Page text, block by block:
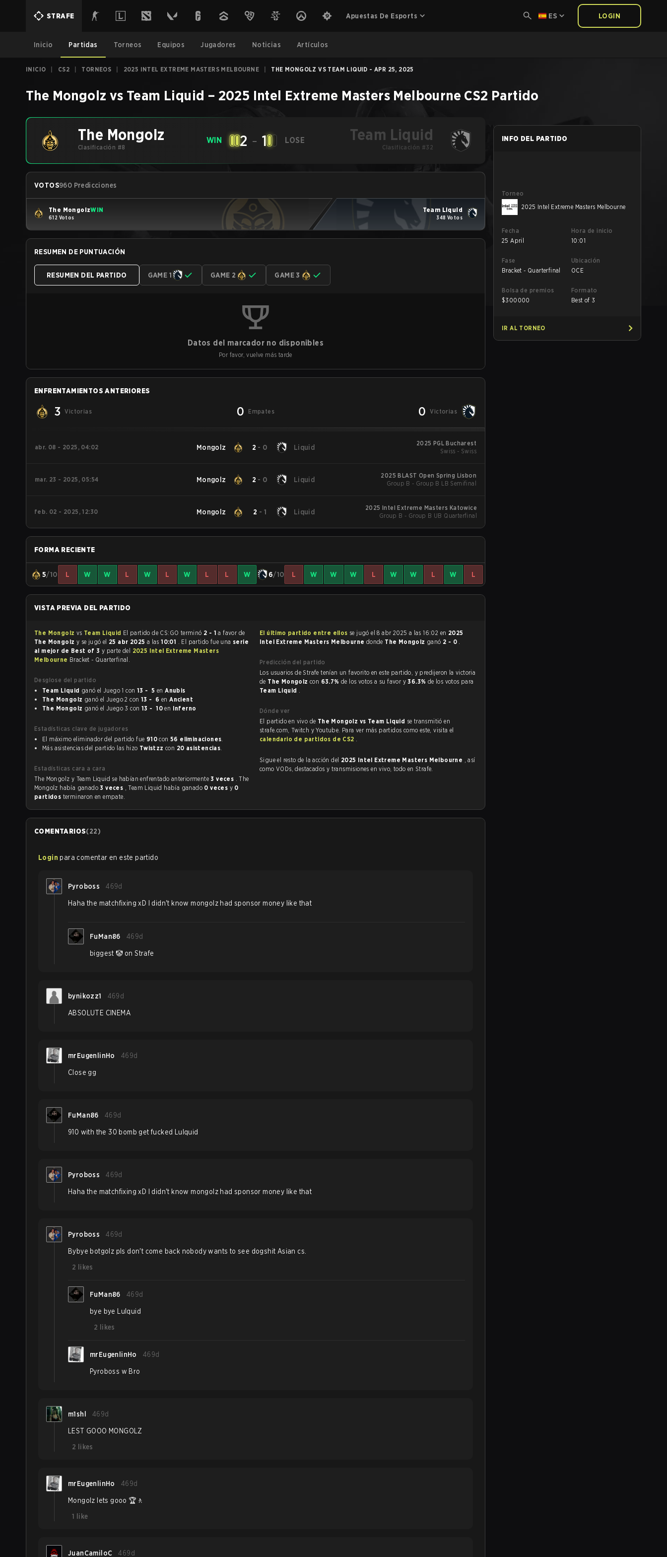
STRAFE Apuestas De Esports ES LOGIN
Inicio Partidas Torneos Equipos Jugadores Noticias Artículos
INICIO CS2 TORNEOS 2025 INTEL EXTREME MASTERS MELBOURNE THE MONGOLZ VS TEAM LIQUID - APR 25, 2025
The Mongolz vs Team Liquid – 2025 Intel Extreme Masters Melbourne CS2 Partido
The Mongolz
Clasificación #8
WIN 2 - 1 LOSE Team Liquid
Clasificación #32
VOTOS960 Predicciones
The MongolzWIN
612 Votos
Team Liquid
348 Votos
RESUMEN DE PUNTUACIÓN
RESUMEN DEL PARTIDO GAME 1 GAME 2 GAME 3
Datos del marcador no disponibles
Por favor, vuelve más tarde
ENFRENTAMIENTOS ANTERIORES
3 Victorias 0 Empates 0 Victorias
abr. 08 - 2025, 04:02 Mongolz 2 - 0 Liquid
2025 PGL Bucharest
Swiss - Swiss
mar. 23 - 2025, 05:54 Mongolz 2 - 0 Liquid
2025 BLAST Open Spring Lisbon
Group B - Group B LB Semifinal
feb. 02 - 2025, 12:30 Mongolz 2 - 1 Liquid
2025 Intel Extreme Masters Katowice
Group B - Group B UB Quarterfinal
FORMA RECIENTE
5/10 L W W L W L W L L W 6/10 L W W W L W W L W L
VISTA PREVIA DEL PARTIDO
The Mongolz vs Team Liquid El partido de CS:GO terminó 2 - 1 a favor de
The Mongolz y se jugó el 25 abr 2025 a las10:01 . El partido fue una serie
al mejor de Best of 3 y parte del 2025 Intel Extreme Masters
Melbourne Bracket - Quarterfinal.
Desglose del partido
Team Liquid
ganó el Juego 1 con 13 - 5 enAnubis
The Mongolz
ganó el Juego 2 con 13 - 6 enAncient
The Mongolz
ganó el Juego 3 con 13 - 10en Inferno
Estadísticas clave de jugadores
El máximo eliminador del partido fue 910con 56 eliminaciones.
Más asistencias del partido las hizo Twistzz con 20 asistencias.
Estadísticas cara a cara
The Mongolz y Team Liquid se habían enfrentado anteriormente3 veces . The
Mongolz había ganado3 veces , Team Liquid había ganado 0 veces y 0
partidos terminaron en empate.
El último partido entre ellos se jugó el 8 abr 2025 a las 16:02 en 2025
Intel Extreme Masters Melbourne donde The Mongolz ganó 2 - 0 .
Predicción del partido
Los usuarios de Strafe tenían un favorito en este partido, y predijeron la victoria
de The Mongolz con 63.7% de los votos a su favor y36.3% de los votos para
Team Liquid .
Dónde ver
El partido en vivo de The Mongolz vs Team Liquid se transmitió en
strafe.com, Twitch y Youtube. Para ver más partidos como este, visita el
calendario de partidos de CS2 .
Sigue el resto de la acción del 2025 Intel Extreme Masters Melbourne , así
como VODs, destacados y transmisiones en vivo, todo en Strafe.
COMENTARIOS(22)
Login para comentar en este partido
Pyroboss 469d
Haha the matchfixing xD I didn't know mongolz had sponsor money like that
FuMan86 469d
biggest 🤡 on Strafe
bynikozz1 469d
ABSOLUTE CINEMA
mrEugenlinHo 469d
Close gg
FuMan86 469d
910 with the 30 bomb get fucked Lulquid
Pyroboss 469d
Haha the matchfixing xD I didn't know mongolz had sponsor money like that
Pyroboss 469d
Bybye botgolz pls don't come back nobody wants to see dogshit Asian cs.
2
likes
FuMan86 469d
bye bye Lulquid
2
likes
mrEugenlinHo 469d
Pyroboss w Bro
m1shl 469d
LEST GOOO MONGOLZ
2
likes
mrEugenlinHo 469d
Mongolz lets gooo 🏆🚶
1
like
JuanCamiloC 469d
INFO DEL PARTIDO
Torneo
2025 Intel Extreme Masters Melbourne
Fecha
25 April
Hora de inicio
10:01
Fase
Bracket - Quarterfinal
Ubicación
OCE
Bolsa de premios
$300000
Formato
Best of 3
IR AL TORNEO